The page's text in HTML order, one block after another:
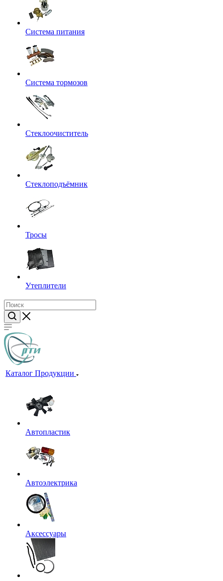
Система питания
Система тормозов
Стеклоочиститель
Стеклоподъёмник
Тросы
Утеплители
Каталог Продукции
Автопластик
Автоэлектрика
Аксессуары